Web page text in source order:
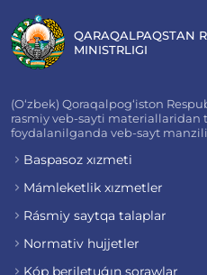
QARAQALPAQSTAN
MINISTRLIGI
(O‘zbek) Qoraqalpog‘iston
rasmiy veb-sayti materiallaridan
foydalanilganda veb-sayt
Baspasoz xızmeti
Mámleketlik xızmetler
Rásmiy saytqa talaplar
Normativ hujjetler
Kóp beriletuǵın sorawlar